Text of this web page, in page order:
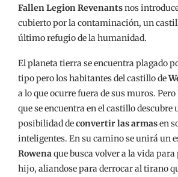
Fallen Legion Revenantsnos
cubierto por la contaminación, un
último refugio de la humanidad.
El planeta tierra se encuentra plagado
tipo pero los habitantes del castillo de
a lo que ocurre fuera de sus muros. Pero
que se encuentra en el castillo descubre
posibilidad deconvertir las armasen
inteligentes. En su camino se unirá un
Rowena que busca volver a la vida para
hijo, aliandose para derrocar al tirano